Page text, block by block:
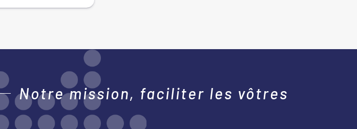
Notre mission, faciliter les vôtres